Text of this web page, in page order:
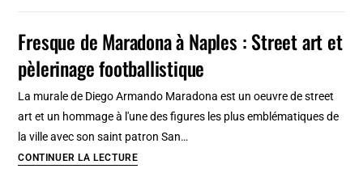
galeries
d’art
contemporain
Gdansk,
et
Fresque de Maradona à Naples : Street art et
pèlerinage footballistique
La murale de Diego Armando Maradona est un oeuvre de street
art et un hommage à l'une des figures les plus emblématiques de
la ville avec son saint patron San…
CONTINUER LA LECTUREFresque